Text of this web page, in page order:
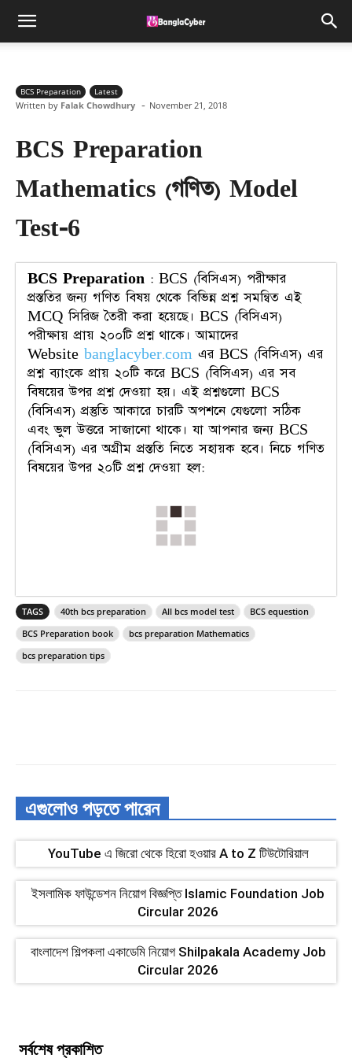
BCS Preparation Latest
Written by Falak Chowdhury - November 21, 2018
BCS Preparation
Mathematics (গণিত) Model
Test-6
BCS Preparation : BCS (বিসিএস) পরীক্ষার
প্রস্ততির জন্য গণিত বিষয় থেকে বিভিন্ন প্রশ্ন সমন্বিত এই
MCQ সিরিজ তৈরী করা হয়েছে। BCS (বিসিএস)
পরীক্ষায় প্রায় ২০০টি প্রশ্ন থাকে। আমাদের
Website banglacyber.com এর BCS (বিসিএস) এর
প্রশ্ন ব্যাংকে প্রায় ২০টি করে BCS (বিসিএস) এর সব
বিষয়ের উপর প্রশ্ন দেওয়া হয়। এই প্রশ্নগুলো BCS
(বিসিএস) প্রস্তুতি আকারে চারটি অপশনে যেগুলো সঠিক
এবং ভুল উত্তরে সাজানো থাকে। যা আপনার জন্য BCS
(বিসিএস) এর অগ্রীম প্রস্ততি নিতে সহায়ক হবে। নিচে গণিত
বিষয়ের উপর ২০টি প্রশ্ন দেওয়া হল:
TAGS 40th bcs preparation All bcs model test
BCS equestion
BCS Preparation book
bcs preparation Mathematics
bcs preparation tips
এগুলোও পড়তে পারেন
YouTube এ জিরো থেকে হিরো হওয়ার A to Z টিউটোরিয়াল
ইসলামিক ফাউন্ডেশন নিয়োগ বিজ্ঞপ্তি Islamic Foundation Job
Circular 2026
বাংলাদেশ শিল্পকলা একাডেমি নিয়োগ Shilpakala Academy Job
Circular 2026
সর্বশেষ প্রকাশিত